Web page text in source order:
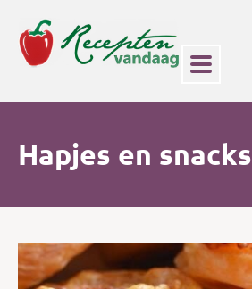
Hapjes en snacks